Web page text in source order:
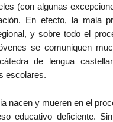
(con algunas
En efecto, la mala
y sobre todo el
se comuniquen
de lengua
escolares.
nacen y mueren en el
educativo deficiente.